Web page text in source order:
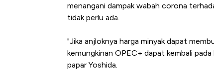
menangani dampak wabah corona
tidak perlu ada.
"Jika anjloknya harga minyak dapat
kemungkinan OPEC+ dapat kembali
papar Yoshida.